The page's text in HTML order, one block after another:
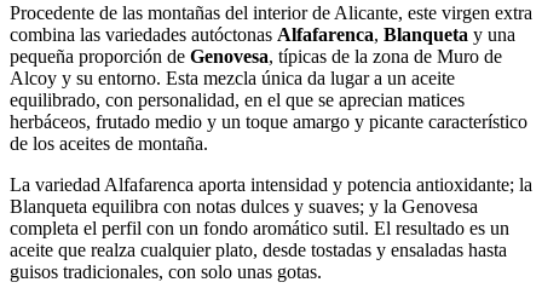
Procedente de las montañas del interior de Alicante, este virgen extra
combina las variedades autóctonas Alfafarenca, Blanqueta y una
pequeña proporción de Genovesa, típicas de la zona de Muro de
Alcoy y su entorno. Esta mezcla única da lugar a un aceite
equilibrado, con personalidad, en el que se aprecian matices
herbáceos, frutado medio y un toque amargo y picante característico
de los aceites de montaña.
La variedad Alfafarenca aporta intensidad y potencia antioxidante; la
Blanqueta equilibra con notas dulces y suaves; y la Genovesa
completa el perfil con un fondo aromático sutil. El resultado es un
aceite que realza cualquier plato, desde tostadas y ensaladas hasta
guisos tradicionales, con solo unas gotas.